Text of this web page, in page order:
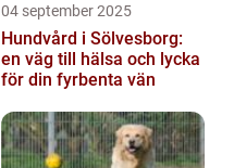
04 september 2025
Hundvård i Sölvesborg:
en väg till hälsa och lycka
för din fyrbenta vän